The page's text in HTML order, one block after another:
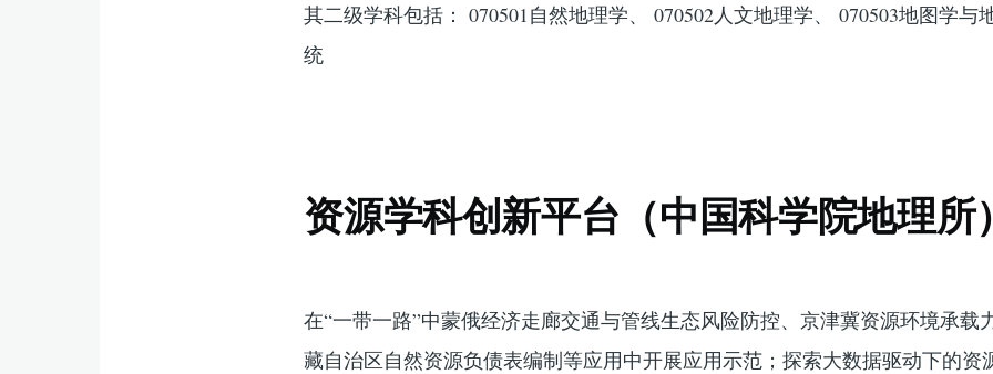
其二级学科包括： 070501自然地理学、 070502人文地理学、 070503地图学与
统
资源学科创新平台（中国科学院地理所
在“一带一路”中蒙俄经济走廊交通与管线生态风险防控、京津冀资源环境承载
藏自治区自然资源负债表编制等应用中开展应用示范；探索大数据驱动下的资